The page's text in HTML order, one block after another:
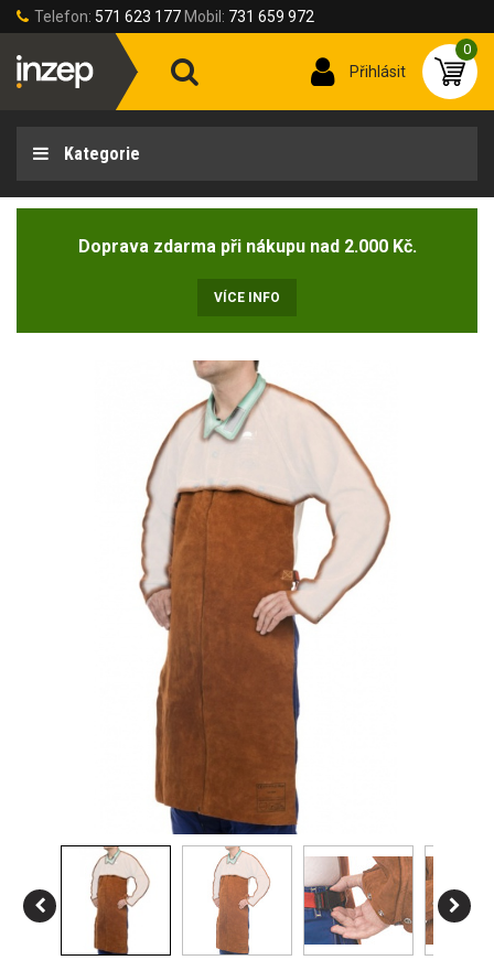
Telefon: 571 623 177 Mobil: 731 659 972
Přihlásit
0
Kategorie
Doprava zdarma při nákupu nad 2.000 Kč.
VÍCE INFO